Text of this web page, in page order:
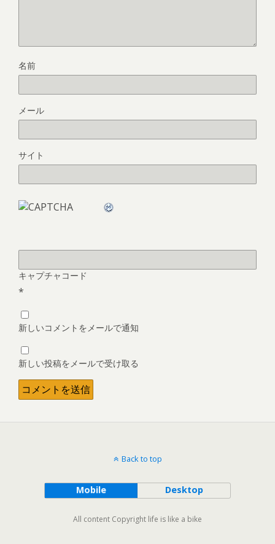
名前
メール
サイト
キャプチャコード
*
新しいコメントをメールで通知
新しい投稿をメールで受け取る
Back to top
Mobile Desktop
All content Copyright life is like a bike